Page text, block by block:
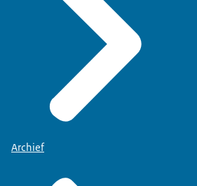
Archief